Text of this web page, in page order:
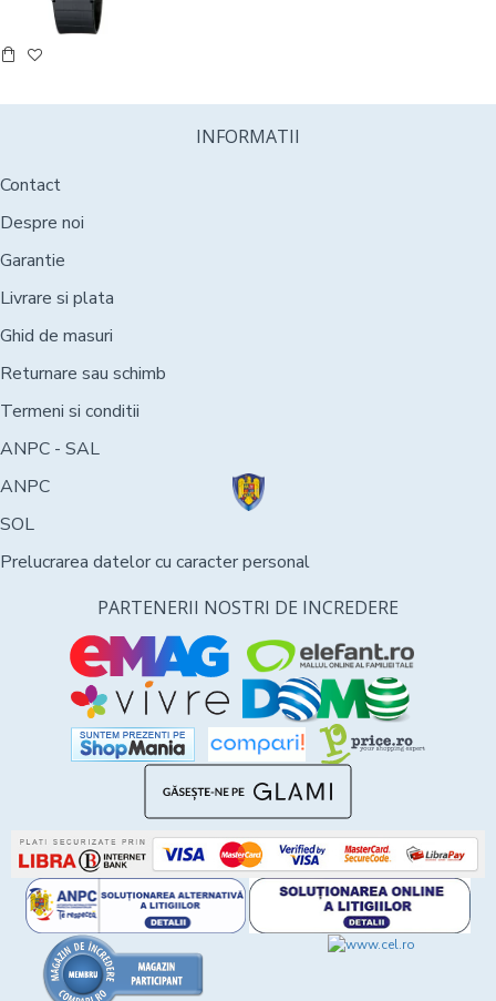
INFORMATII
Contact
Despre noi
Garantie
Livrare si plata
Ghid de masuri
Returnare sau schimb
Termeni si conditii
ANPC - SAL
ANPC
SOL
Prelucrarea datelor cu caracter personal
PARTENERII NOSTRI DE INCREDERE